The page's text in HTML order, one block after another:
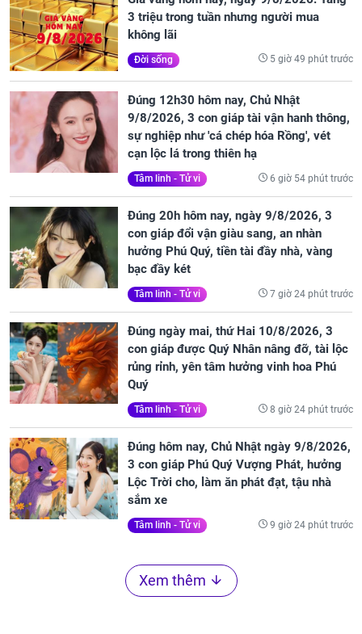
3 triệu trong tuần nhưng người mua
không lãi
Đời sống 5 giờ 49 phút trước
Đúng 12h30 hôm nay, Chủ Nhật
9/8/2026, 3 con giáp tài vận hanh thông,
sự nghiệp như 'cá chép hóa Rồng', vét
cạn lộc lá trong thiên hạ
Tâm linh - Tử vi 6 giờ 54 phút trước
Đúng 20h hôm nay, ngày 9/8/2026, 3
con giáp đổi vận giàu sang, an nhàn
hưởng Phú Quý, tiền tài đầy nhà, vàng
bạc đầy két
Tâm linh - Tử vi 7 giờ 24 phút trước
Đúng ngày mai, thứ Hai 10/8/2026, 3
con giáp được Quý Nhân nâng đỡ, tài lộc
rủng rỉnh, yên tâm hưởng vinh hoa Phú
Quý
Tâm linh - Tử vi 8 giờ 24 phút trước
Đúng hôm nay, Chủ Nhật ngày 9/8/2026,
3 con giáp Phú Quý Vượng Phát, hưởng
Lộc Trời cho, làm ăn phát đạt, tậu nhà
sắm xe
Tâm linh - Tử vi 9 giờ 24 phút trước
Xem thêm